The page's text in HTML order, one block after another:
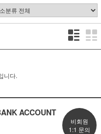
니다.
ACCOUNT
비회원
1:1 문의